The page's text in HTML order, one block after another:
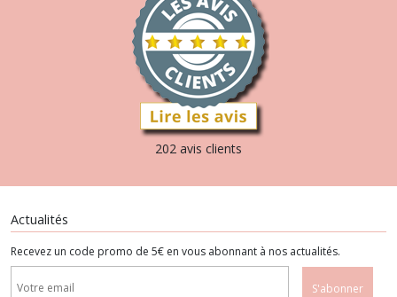
202 avis clients
Actualités
Recevez un code promo de 5€ en vous abonnant à nos actualités.
S'abonner